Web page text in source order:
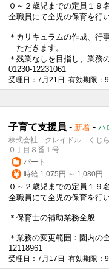
０～２歳児までの定員１９
全職員にて全児の保育を行い
＊カリキュラムの作成、行
ただきます。
＊残業なしを目指し、業務
01230-12231061
受理日：7月21日 有効期限：
子育て支援員 - 新着 - ハ
株式会社 クレイドル くじら
０丁目８番１号
パート
時給 1,075円 ～ 1,080円
０～２歳児までの定員１９
全職員にて全児の保育を行い
＊保育士の補助業務全般
＊業務の変更範囲：園内の
12118961
受理日：7月17日 有効期限：